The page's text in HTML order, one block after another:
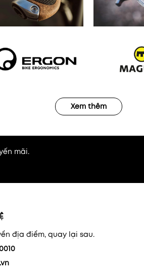
Xem thêm
mãi.
địa điểm, quay lại sau.